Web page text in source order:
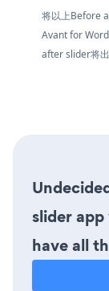
将以上Before
Avant for
after slider将出
slider
have all